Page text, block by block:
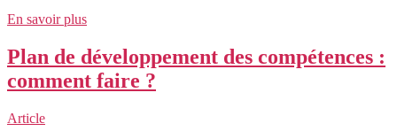
En savoir plus
Plan de développement des compétences :
comment faire ?
Article